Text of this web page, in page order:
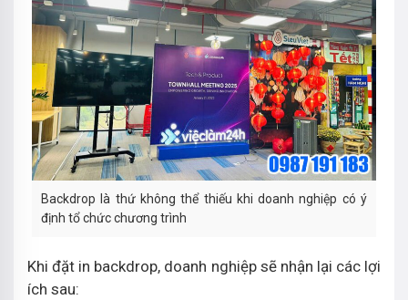
Backdrop là thứ không thể thiếu khi doanh nghiệp có ý
định tổ chức chương trình
Khi đặt in backdrop, doanh nghiệp sẽ nhận lại các lợi
ích sau: